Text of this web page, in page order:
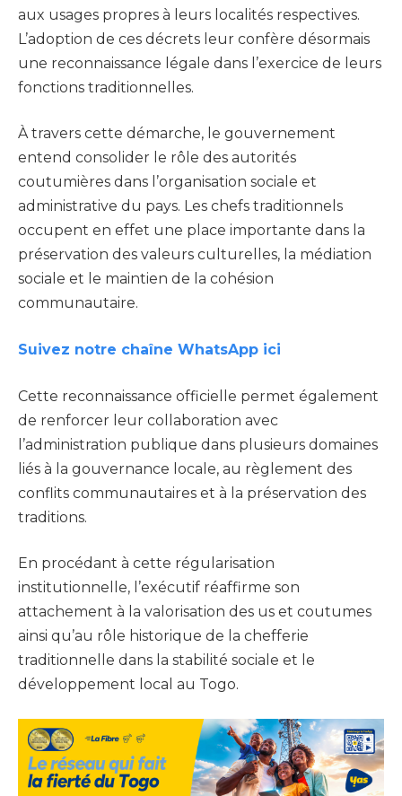
aux usages propres à leurs localités respectives.
L’adoption de ces décrets leur confère désormais
une reconnaissance légale dans l’exercice de leurs
fonctions traditionnelles.
À travers cette démarche, le gouvernement
entend consolider le rôle des autorités
coutumières dans l’organisation sociale et
administrative du pays. Les chefs traditionnels
occupent en effet une place importante dans la
préservation des valeurs culturelles, la médiation
sociale et le maintien de la cohésion
communautaire.
Suivez notre chaîne WhatsApp ici
Cette reconnaissance officielle permet également
de renforcer leur collaboration avec
l’administration publique dans plusieurs domaines
liés à la gouvernance locale, au règlement des
conflits communautaires et à la préservation des
traditions.
En procédant à cette régularisation
institutionnelle, l’exécutif réaffirme son
attachement à la valorisation des us et coutumes
ainsi qu’au rôle historique de la chefferie
traditionnelle dans la stabilité sociale et le
développement local au Togo.